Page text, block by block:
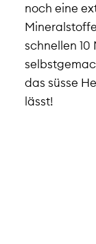
noch eine
schnellen 10
das süsse
lässt!